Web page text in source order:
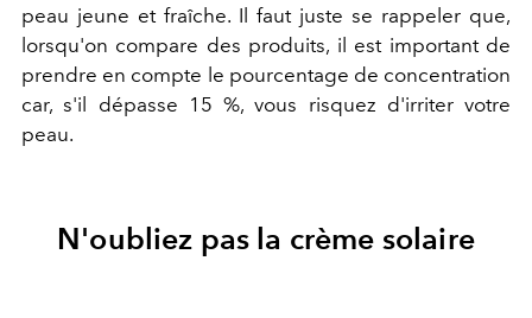
peau jeune et fraîche. Il faut juste se rappeler que,
lorsqu'on compare des produits, il est important de
prendre en compte le pourcentage de concentration
car, s'il dépasse 15 %, vous risquez d'irriter votre
peau.
N'oubliez pas la crème solaire